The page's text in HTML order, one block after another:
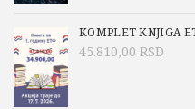
KOMPLET KNJIGA
45.810,00 RSD